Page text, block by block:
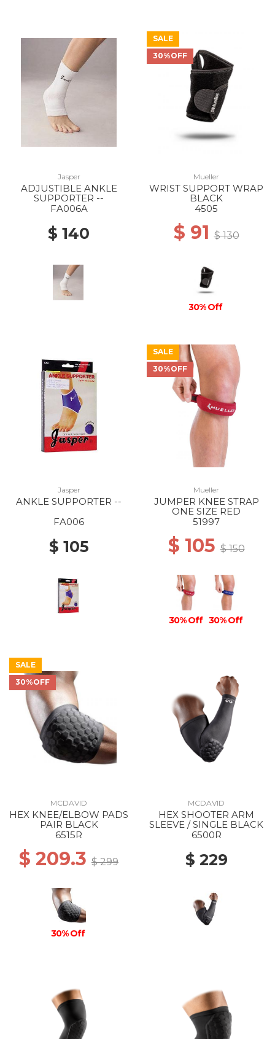
Jasper
ADJUSTIBLE ANKLE
SUPPORTER --
FA006A
$ 140
SALE
30%OFF
Mueller
WRIST SUPPORT WRAP
BLACK
4505
$ 91$ 130
30% Off
Jasper
ANKLE SUPPORTER --
FA006
$ 105
SALE
30%OFF
Mueller
JUMPER KNEE STRAP
ONE SIZE RED
51997
$ 105$ 150
30% Off 30% Off
SALE
30%OFF
MCDAVID
HEX KNEE/ELBOW PADS
PAIR BLACK
6515R
$ 209.3 $ 299
30% Off
MCDAVID
HEX SHOOTER ARM
SLEEVE / SINGLE BLACK
6500R
$ 229